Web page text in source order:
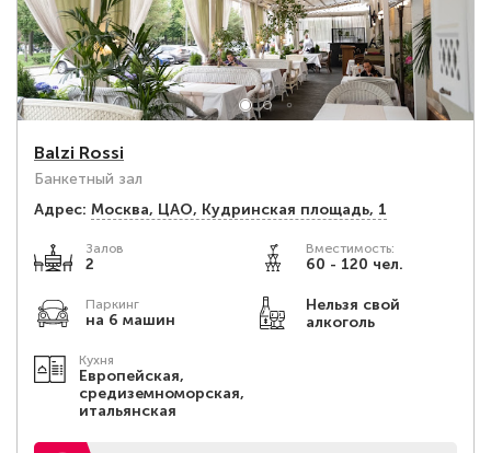
Balzi Rossi
Банкетный зал
Адрес: Москва, ЦАО, Кудринская площадь, 1
Залов
2
Вместимость:
60 - 120 чел.
Паркинг
на 6 машин
Нельзя свой
алкоголь
Кухня
Европейская,
средиземноморская,
итальянская